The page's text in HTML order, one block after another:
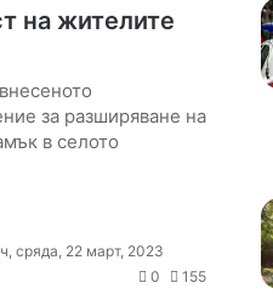
на жителите
за разширяване на
в селото
сряда, 22 март, 2023
0
155